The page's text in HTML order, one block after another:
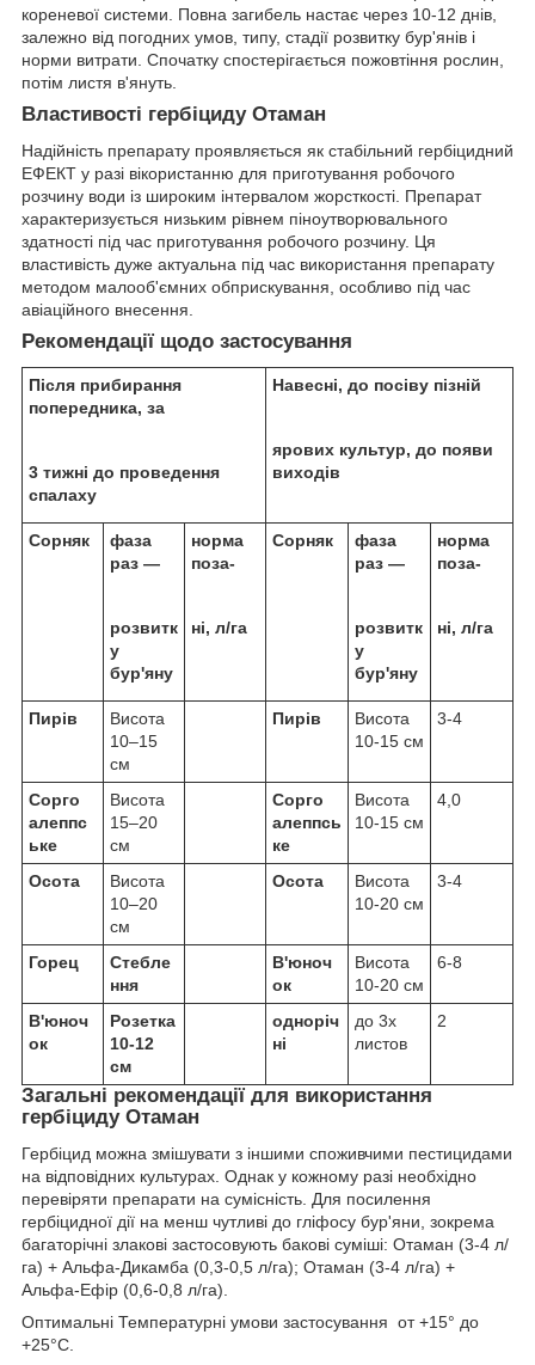
кореневої системи. Повна загибель настає через 10-12 днів,
залежно від погодних умов, типу, стадії розвитку бур'янів і
норми витрати. Спочатку спостерігається пожовтіння рослин,
потім листя в'януть.
Властивості гербіциду Отаман
Надійність препарату проявляється як стабільний гербіцидний
ЕФЕКТ у разі вікористанню для приготування робочого
розчину води із широким інтервалом жорсткості. Препарат
характеризується низьким рівнем піноутворювального
здатності під час приготування робочого розчину. Ця
властивість дуже актуальна під час використання препарату
методом малооб'ємних обприскування, особливо під час
авіаційного внесення.
Рекомендації щодо застосування
Після прибирання
попередника, за
3 тижні до проведення
спалаху
Навесні, до посіву пізній
ярових культур, до появи
виходів
Сорняк
фаза
раз —
розвитк
у
бур'яну
норма
поза-
ні, л/га
Сорняк
фаза
раз —
розвитк
у
бур'яну
норма
поза-
ні, л/га
Пирів
Висота
10–15
см
Пирів
Висота
10-15 см
3-4
Сорго
алеппс
ьке
Висота
15–20
см
Сорго
алеппсь
ке
Висота
10-15 см
4,0
Осота
Висота
10–20
см
Осота
Висота
10-20 см
3-4
Горец
Стебле
ння
В'юноч
ок
Висота
10-20 см
6-8
В'юноч
ок
Розетка
10-12
см
одноріч
ні
до 3х
листов
2
Загальні рекомендації для використання
гербіциду Отаман
Гербіцид можна змішувати з іншими споживчими пестицидами
на відповідних культурах. Однак у кожному разі необхідно
перевіряти препарати на сумісність. Для посилення
гербіцидної дії на менш чутливі до гліфосу бур'яни, зокрема
багаторічні злакові застосовують бакові суміші: Отаман (3-4 л/
га) + Альфа-Дикамба (0,3-0,5 л/га); Отаман (3-4 л/га) +
Альфа-Ефір (0,6-0,8 л/га).
Оптимальні Температурні умови застосування от +15° до
+25°С.